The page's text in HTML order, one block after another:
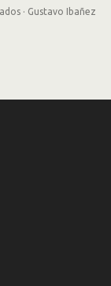
· Gustavo Ibañez